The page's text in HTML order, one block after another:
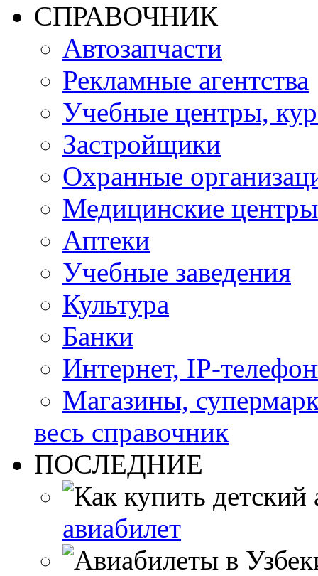
СПРАВОЧНИК
Автозапчасти
Рекламные агентства
Учебные центры,
Застройщики
Охранные
Медицинские центры
Аптеки
Учебные заведения
Культура
Банки
Интернет, IP-
Магазины,
весь справочник
ПОСЛЕДНИЕ
авиабилет